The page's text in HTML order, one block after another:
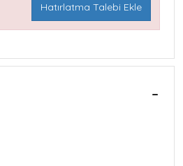
Hatırlatma Talebi Ekle